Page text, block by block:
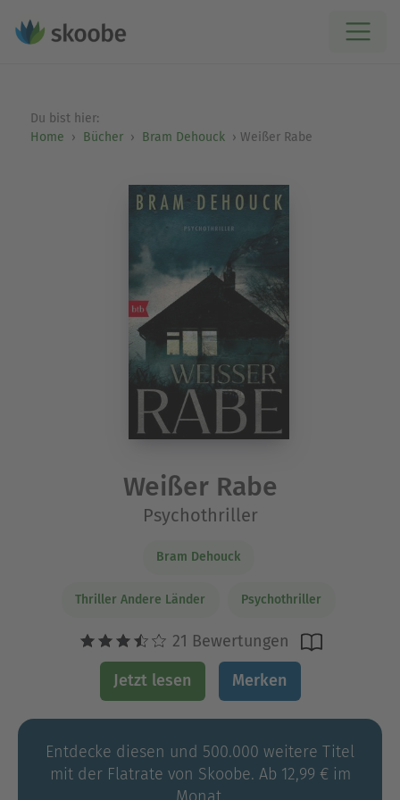
Du bist hier:
Home
Bücher Bram Dehouck Weißer Rabe
Weißer Rabe
Psychothriller
Bram Dehouck
Thriller Andere Länder Psychothriller
21 Bewertungen
Jetzt lesen Merken
Entdecke diesen und 500.000 weitere Titel
mit der Flatrate von Skoobe. Ab 12,99 € im